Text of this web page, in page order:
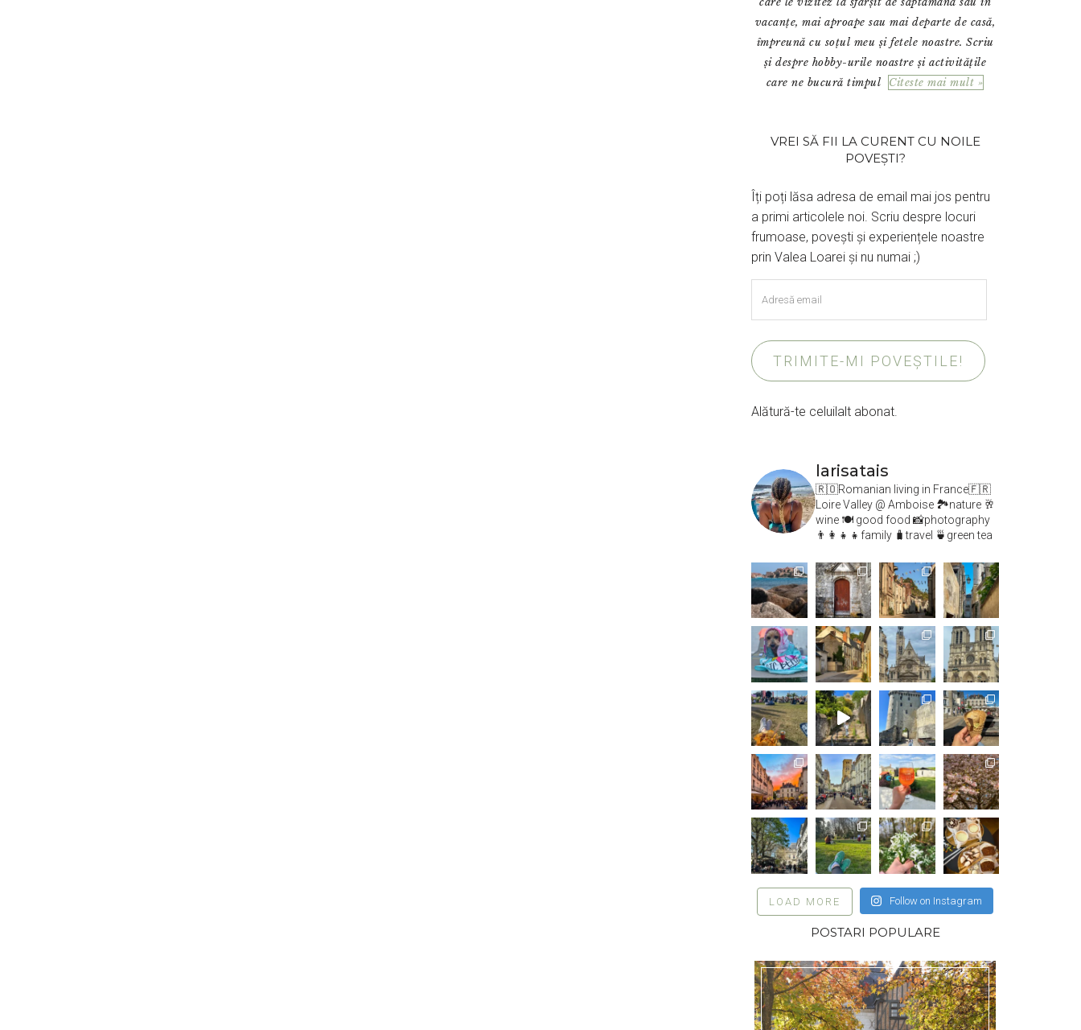
vacanțe, mai aproape sau mai departe de casă,
împreună cu soțul meu și fetele noastre. Scriu
și despre hobby-urile noastre și activitățile
care ne bucură timpul Citeste mai mult »
VREI SĂ FII LA CURENT CU NOILE
POVEȘTI?
Îți poți lăsa adresa de email mai jos pentru
a primi articolele noi. Scriu despre locuri
frumoase, povești și experiențele noastre
prin Valea Loarei și nu numai ;)
email
TRIMITE-MI POVEȘTILE!
Alătură-te celuilalt abonat.
larisatais
🇷🇴Romanian living in France🇫🇷
Loire Valley @ Amboise 🏞️nature 🥂
wine 🍽 good food 📸photography
👨‍👩‍👧‍👧family 🧳travel 🍵green tea
LOAD MORE Follow on Instagram
POSTARI POPULARE